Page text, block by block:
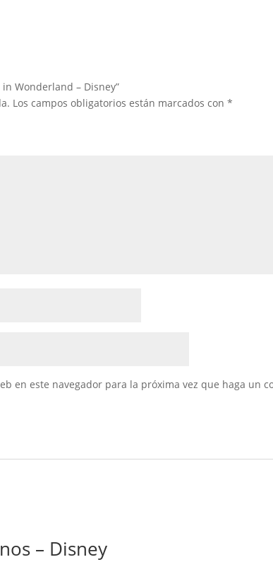
Wonderland – Disney”
Los campos obligatorios están marcados con*
en este navegador para la próxima vez que haga un
– Disney